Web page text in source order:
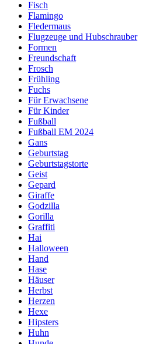
Fisch
Flamingo
Fledermaus
Flugzeuge und Hubschrauber
Formen
Freundschaft
Frosch
Frühling
Fuchs
Für Erwachsene
Für Kinder
Fußball
Fußball EM 2024
Gans
Geburtstag
Geburtstagstorte
Geist
Gepard
Giraffe
Godzilla
Gorilla
Graffiti
Hai
Halloween
Hand
Hase
Häuser
Herbst
Herzen
Hexe
Hipsters
Huhn